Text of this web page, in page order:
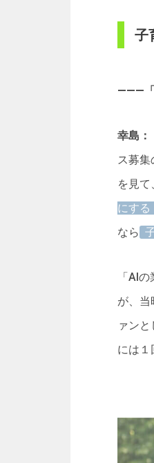
子
―――「
幸島：
ス募集
を見
にする
なら
「AI
が、当
ァン
には１